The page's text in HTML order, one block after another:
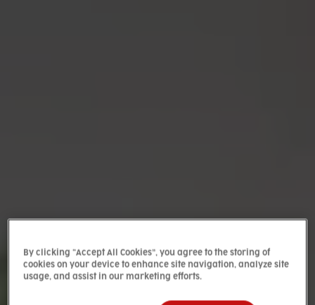
By clicking “Accept All Cookies”, you agree to the storing of
cookies on your device to enhance site navigation, analyze site
usage, and assist in our marketing efforts.